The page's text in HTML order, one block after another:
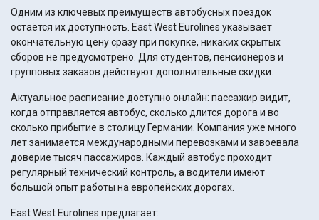
Одним из ключевых преимуществ автобусных поездок
остаётся их доступность. East West Eurolines указывает
окончательную цену сразу при покупке, никаких скрытых
сборов не предусмотрено. Для студентов, пенсионеров и
групповых заказов действуют дополнительные скидки.
Актуальное расписание доступно онлайн: пассажир видит,
когда отправляется автобус, сколько длится дорога и во
сколько прибытие в столицу Германии. Компания уже много
лет занимается международными перевозками и завоевала
доверие тысяч пассажиров. Каждый автобус проходит
регулярный технический контроль, а водители имеют
большой опыт работы на европейских дорогах.
East West Eurolines предлагает: